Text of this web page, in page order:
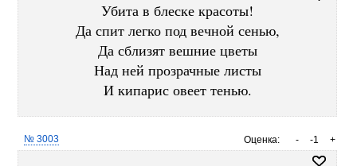
Убита в блеске красоты!
Да спит легко под вечной сенью,
Да сблизят вешние цветы
Над ней прозрачные листы
И кипарис овеет тенью.
Оценка: +
-1
-
№ 3003